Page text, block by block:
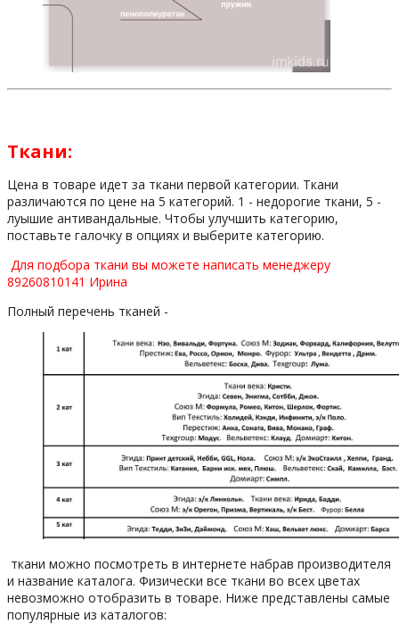
Ткани:
Цена в товаре идет за ткани первой категории. Ткани
различаются по цене на 5 категорий. 1 - недорогие ткани, 5 -
луышие антивандальные. Чтобы улучшить категорию,
поставьте галочку в опциях и выберите категорию.
Для подбора ткани вы можете написать менеджеру
89260810141 Ирина
Полный перечень тканей -
ткани можно посмотреть в интернете набрав производителя
и название каталога. Физически все ткани во всех цветах
невозможно отобразить в товаре. Ниже представлены самые
популярные из каталогов: